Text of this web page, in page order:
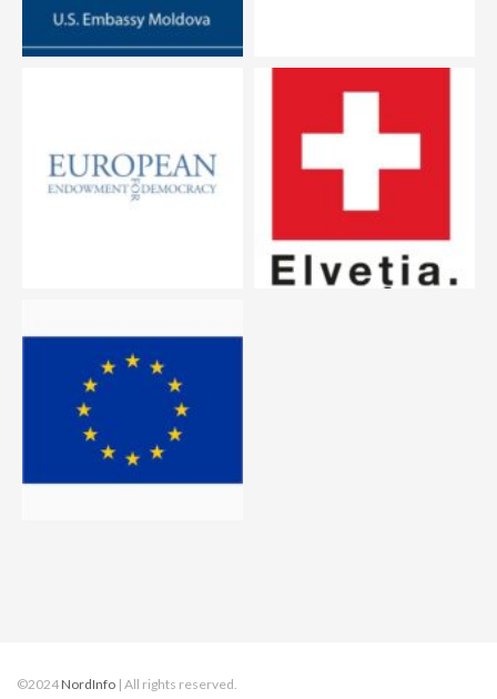
©2024 NordInfo | All rights reserved.